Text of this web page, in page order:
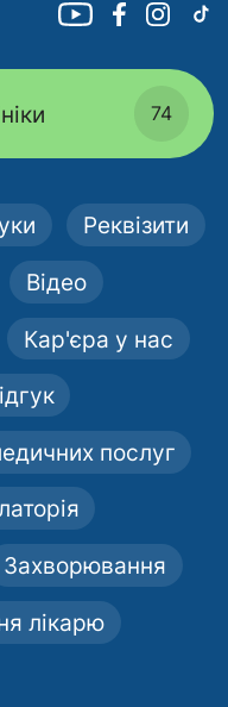
74
Реквізити
Відео
Кар'єра у нас
послуг
Захворювання
лікарю